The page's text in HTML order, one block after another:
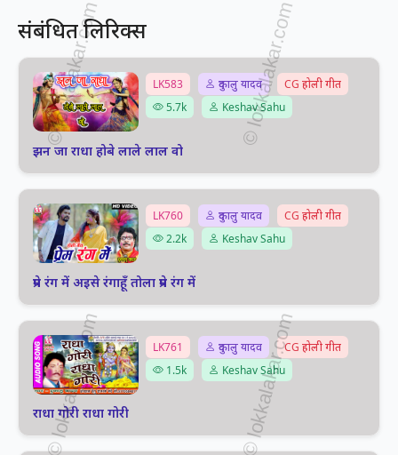
संबंधित लिरिक्स
LK583 दुकालु यादव
CG होली गीत
5.7k
Keshav Sahu
झन जा राधा होबे लाले लाल वो
LK760 दुकालु यादव
CG होली गीत
2.2k
Keshav Sahu
प्रेम रंग में अइसे रंगाहूँ तोला प्रेम रंग में
LK761 दुकालु यादव
CG होली गीत
1.5k
Keshav Sahu
राधा गोरी राधा गोरी